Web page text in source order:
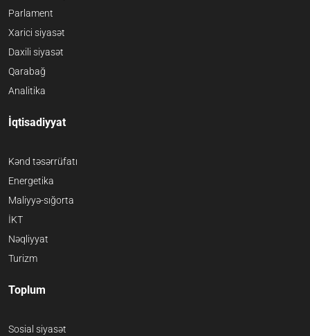
Parlament
Xarici siyasət
Daxili siyasət
Qarabağ
Analitika
İqtisadiyyat
Kənd təsərrüfatı
Energetika
Maliyyə-sığorta
İKT
Nəqliyyat
Turizm
Toplum
Sosial siyasət